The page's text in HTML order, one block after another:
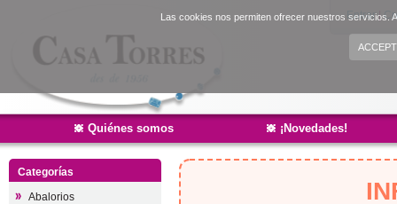
Las cookies nos permiten ofrecer nuestros servicios.
ACCEPT
Entrar|
Quiénes somos ¡Novedades!
Categorías
Abalorios